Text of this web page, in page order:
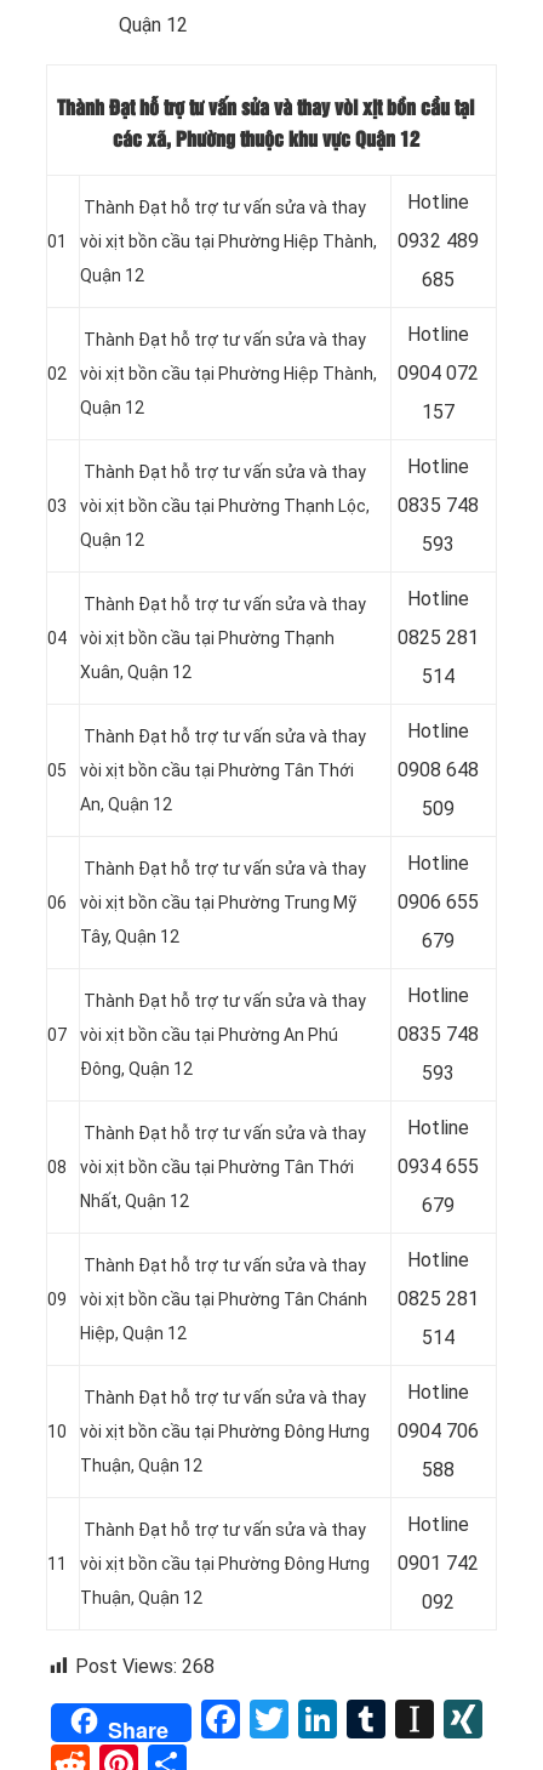
Quận 12
Thành Đạt hỗ trợ tư vấn sửa và thay vòi xịt bồn cầu tại
các xã, Phường thuộc khu vực Quận 12
01
Thành Đạt hỗ trợ tư vấn sửa và thay
vòi xịt bồn cầu tại Phường Hiệp Thành,
Quận 12
Hotline
0932 489
685
02
Thành Đạt hỗ trợ tư vấn sửa và thay
vòi xịt bồn cầu tại Phường Hiệp Thành,
Quận 12
Hotline
0904 072
157
03
Thành Đạt hỗ trợ tư vấn sửa và thay
vòi xịt bồn cầu tại Phường Thạnh Lộc,
Quận 12
Hotline
0835 748
593
04
Thành Đạt hỗ trợ tư vấn sửa và thay
vòi xịt bồn cầu tại Phường Thạnh
Xuân, Quận 12
Hotline
0825 281
514
05
Thành Đạt hỗ trợ tư vấn sửa và thay
vòi xịt bồn cầu tại Phường Tân Thới
An, Quận 12
Hotline
0908 648
509
06
Thành Đạt hỗ trợ tư vấn sửa và thay
vòi xịt bồn cầu tại Phường Trung Mỹ
Tây, Quận 12
Hotline
0906 655
679
07
Thành Đạt hỗ trợ tư vấn sửa và thay
vòi xịt bồn cầu tại Phường An Phú
Đông, Quận 12
Hotline
0835 748
593
08
Thành Đạt hỗ trợ tư vấn sửa và thay
vòi xịt bồn cầu tại Phường Tân Thới
Nhất, Quận 12
Hotline
0934 655
679
09
Thành Đạt hỗ trợ tư vấn sửa và thay
vòi xịt bồn cầu tại Phường Tân Chánh
Hiệp, Quận 12
Hotline
0825 281
514
10
Thành Đạt hỗ trợ tư vấn sửa và thay
vòi xịt bồn cầu tại Phường Đông Hưng
Thuận, Quận 12
Hotline
0904 706
588
11
Thành Đạt hỗ trợ tư vấn sửa và thay
vòi xịt bồn cầu tại Phường Đông Hưng
Thuận, Quận 12
Hotline
0901 742
092
Post Views: 268
Share Facebook
TwitterLinkedIn
Tumblr